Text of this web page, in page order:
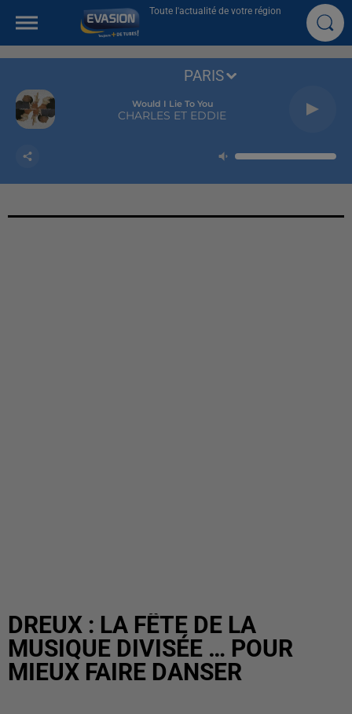
Toute l'actualité de votre région
Would I Lie To You
CHARLES ET EDDIE
PARIS
DREUX : LA FÊTE DE LA
MUSIQUE DIVISÉE … POUR
MIEUX FAIRE DANSER